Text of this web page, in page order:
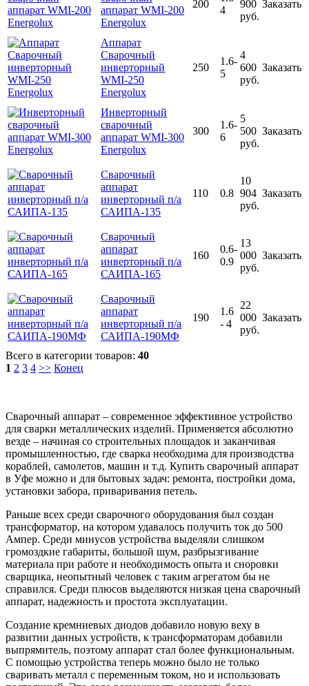
аппарат WMI-200
Energolux
200
4
900
руб.
Заказать
Аппарат
Сварочный
инверторный
WMI-250
Energolux
250
1.6-
5
4
600
руб.
Заказать
Инверторный
сварочный
аппарат WMI-300
Energolux
300
1.6-
6
5
500
руб.
Заказать
Сварочный
аппарат
инверторный п/а
САИПА-135
110 0.8
10
904
руб.
Заказать
Сварочный
аппарат
инверторный п/а
САИПА-165
160
0.6-
0.9
13
000
руб.
Заказать
Сварочный
аппарат
инверторный п/а
САИПА-190МФ
190
1.6
- 4
22
000
руб.
Заказать
Всего в категории товаров: 40
1 2 3 4 >> Конец
Сварочный аппарат – современное эффективное устройство
для сварки металлических изделий. Применяется абсолютно
везде – начиная со строительных площадок и заканчивая
промышленностью, где сварка необходима для производства
кораблей, самолетов, машин и т.д. Купить сварочный аппарат
в Уфе можно и для бытовых задач: ремонта, постройки дома,
установки забора, приваривания петель.
Раньше всех среди сварочного оборудования был создан
трансформатор, на котором удавалось получить ток до 500
Ампер. Среди минусов устройства выделяли слишком
громоздкие габариты, большой шум, разбрызгивание
материала при работе и необходимость опыта и сноровки
сварщика, неопытный человек с таким агрегатом бы не
справился. Среди плюсов выделяются низкая цена сварочный
аппарат, надежность и простота эксплуатации.
Создание кремниевых диодов добавило новую веху в
развитии данных устройств, к трансформаторам добавили
выпрямитель, поэтому аппарат стал более функциональным.
С помощью устройства теперь можно было не только
сваривать металл с переменным током, но и использовать